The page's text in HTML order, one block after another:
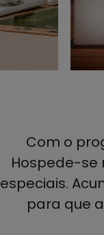
Com o
Hospede-se
especiais.
para que